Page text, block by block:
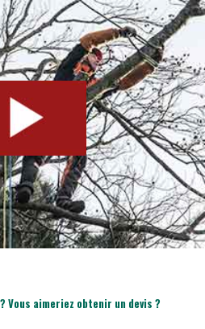
Vous aimeriez obtenir un devis ?